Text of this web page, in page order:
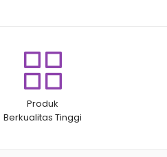
Produk
Berkualitas Tinggi